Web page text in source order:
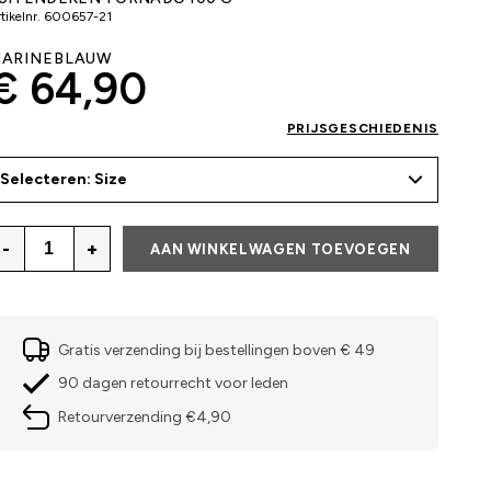
600657-21
64,90
PRIJSGESCHIEDENIS
Selecteren: Size
- + AAN WINKELWAGEN TOEVOEGEN
Gratis verzending bij bestellingen boven € 49
90 dagen retourrecht voor leden
Retourverzending €4,90